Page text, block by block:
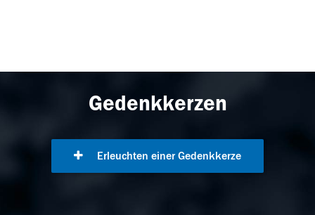
Gedenkkerzen
Erleuchten einer Gedenkkerze